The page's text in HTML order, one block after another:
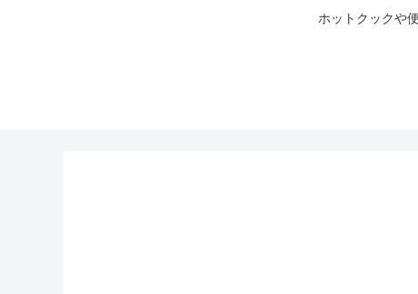
ホットクックや